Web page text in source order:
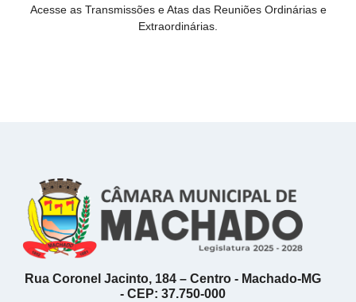
Acesse as Transmissões e Atas das Reuniões Ordinárias e
Extraordinárias.
Rua Coronel Jacinto, 184 – Centro - Machado-MG
- CEP: 37.750-000